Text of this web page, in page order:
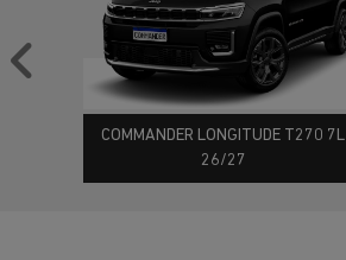
COMMANDER LONGITUDE T270 7L
26/27
Anterior